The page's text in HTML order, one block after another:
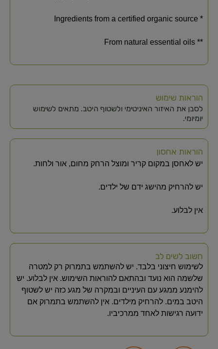
* Ingredients from a certified organic source
** From natural essential oils
הוראות שימוש
לסבן את האיזור האיניטימי ולשטוף היטב. מתאים לשימוש
יומיומי.
הוראות אחסון
יש לאחסן במקום קריר ומוצל הרחק מחום, אור ולחות.
יש להרחיק מהישג ידם של ילדים.
אין לבלוע.
חשוב לשים לב
לשימוש חיצוני בלבד. יש להשתמש בתמרוק רק למטרה
שלשמה הוא נועד ובהתאם להוראות השימוש. אין לבלוע. יש
להימנע ממגע עם העיניים ובמקרה של מגע כזה יש לשטוף
היטב במים. להרחיק מילדים. אין להשתמש בתמרוק אם
ידועה רגישות לאחד ממרכיביו.